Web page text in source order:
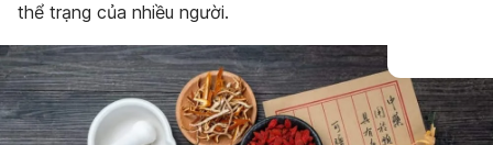
thể trạng của nhiều người.